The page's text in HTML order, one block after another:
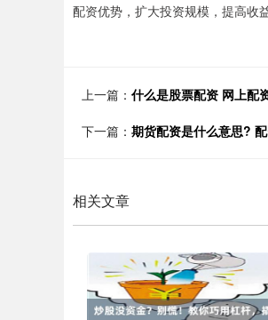
配资优势，扩大投资规模，提高收
上一篇： 什么是股票配资 网上配
下一篇： 期货配资是什么意思?
相关文章